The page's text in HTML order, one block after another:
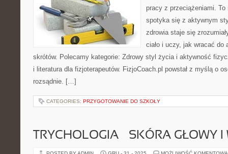
pracy z przeciążeniami.
spotyka się z aktywnym
zdrowia staje się
ciało i uczy, jak wracać
skrótów. Polecamy kategorie: Zdrowy styl życia i aktywność
i literatura dla fizjoterapeutów. FizjoCoach.pl powstał z myślą o
rozsądnie. […]
CATEGORIES: PRZYGOTOWANIE DO SZKOŁY
TRYCHOLOGIA – SKÓRA GŁOWY I